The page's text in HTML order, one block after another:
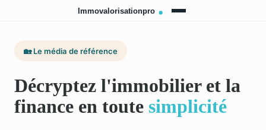
🏡 Le média de référence
Décryptez l'immobilier et la
finance en toute simplicité